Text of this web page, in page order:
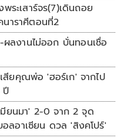
ระเสาร์จร(7)เดินถอย
าราศีตอนที่2
ลงานไม่ออก บั่นทอนเชื่อ
สียคุณพ่อ 'ฮอร์เก' จากไป
ปี
มียนมา' 2-0 จาก 2 จุด
อลอาเซียน ดวล 'สิงคโปร์'